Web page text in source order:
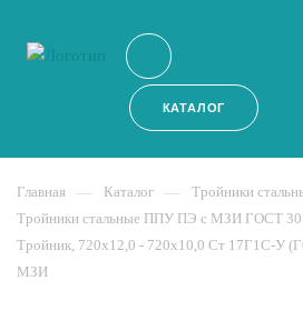
КАТАЛОГ
Главная — Каталог — Тройники
Тройники стальные ППУ ПЭ с МЗИ ГОСТ
Тройник, 720х12,0 - 720x10,0 Ст 17Г1С-У
МЗИ